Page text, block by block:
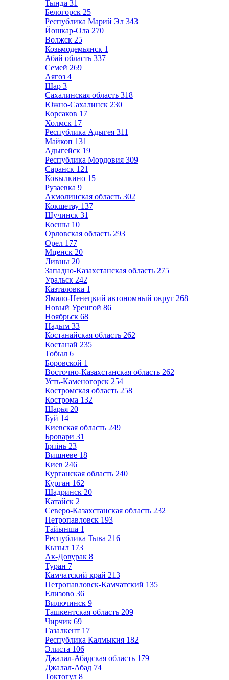
Тында 31
Белогорск 25
Республика Марий Эл 343
Йошкар-Ола 270
Волжск 25
Козьмодемьянск 1
Абай область 337
Семей 269
Аягоз 4
Шар 3
Сахалинская область 318
Южно-Сахалинск 230
Корсаков 17
Холмск 17
Республика Адыгея 311
Майкоп 131
Адыгейск 19
Республика Мордовия 309
Саранск 121
Ковылкино 15
Рузаевка 9
Акмолинская область 302
Кокшетау 137
Щучинск 31
Косшы 10
Орловская область 293
Орел 177
Мценск 20
Ливны 20
Западно-Казахстанская область 275
Уральск 242
Казталовка 1
Ямало-Ненецкий автономный округ 268
Новый Уренгой 86
Ноябрьск 68
Надым 33
Костанайская область 262
Костанай 235
Тобыл 6
Боровской 1
Восточно-Казахстанская область 262
Усть-Каменогорск 254
Костромская область 258
Кострома 132
Шарья 20
Буй 14
Киевская область 249
Бровари 31
Ірпінь 23
Вишневе 18
Киев 246
Курганская область 240
Курган 162
Шадринск 20
Катайск 2
Северо-Казахстанская область 232
Петропавловск 193
Тайынша 1
Республика Тыва 216
Кызыл 173
Ак-Довурак 8
Туран 7
Камчатский край 213
Петропавловск-Камчатский 135
Елизово 36
Вилючинск 9
Ташкентская область 209
Чирчик 69
Газалкент 17
Республика Калмыкия 182
Элиста 106
Джалал-Абадская область 179
Джалал-Абад 74
Токтогул 8